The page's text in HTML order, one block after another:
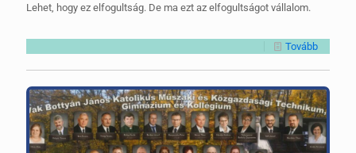
Lehet, hogy ez elfogultság. De ma ezt az elfogultságot vállalom.
Tovább